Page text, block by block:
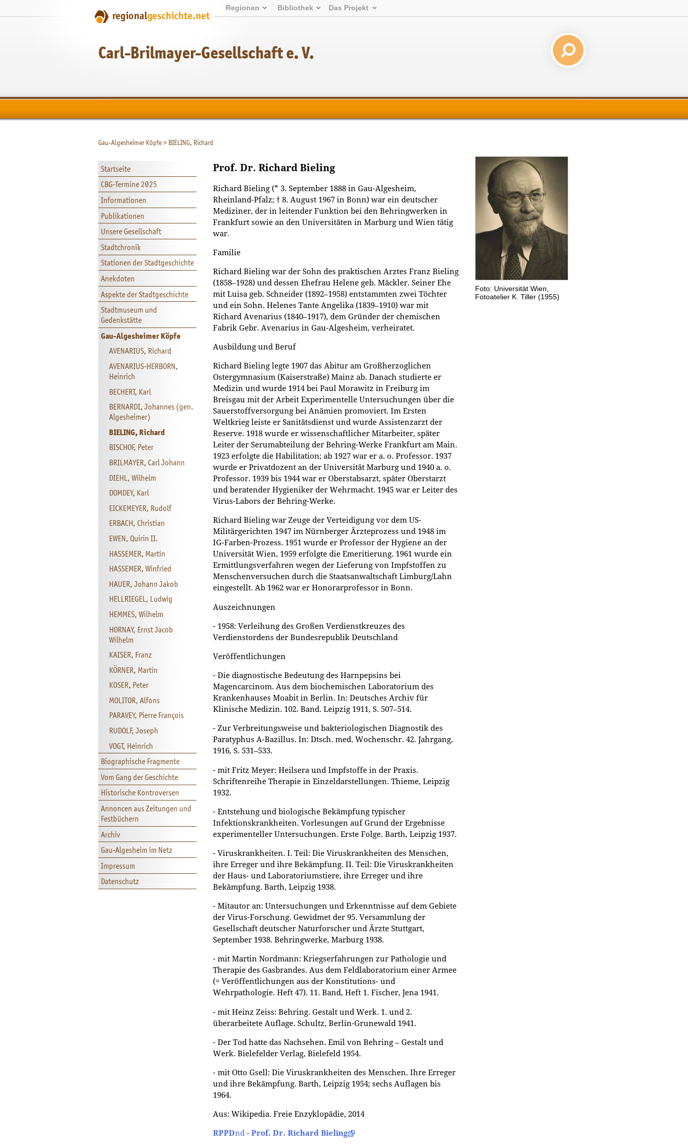
Regionen Bibliothek Das Projekt
Carl-Brilmayer-Gesellschaft e. V.
Gau-Algesheimer Köpfe> BIELING, Richard
Startseite
CBG-Termine 2025
Informationen
Publikationen
Unsere Gesellschaft
Stadtchronik
Stationen der Stadtgeschichte
Anekdoten
Aspekte der Stadtgeschichte
Stadtmuseum und
Gedenkstätte
Gau-Algesheimer Köpfe
AVENARIUS, Richard
AVENARIUS-HERBORN,
Heinrich
BECHERT, Karl
BERNARDI, Johannes (gen.
Algesheimer)
BIELING, Richard
BISCHOF, Peter
BRILMAYER, Carl Johann
DIEHL, Wilhelm
DOMDEY, Karl
EICKEMEYER, Rudolf
ERBACH, Christian
EWEN, Quirin II.
HASSEMER, Martin
HASSEMER, Winfried
HAUER, Johann Jakob
HELLRIEGEL, Ludwig
HEMMES, Wilhelm
HORNAY, Ernst Jacob
Wilhelm
KAISER, Franz
KÖRNER, Martin
KOSER, Peter
MOLITOR, Alfons
PARAVEY, Pierre François
RUDOLF, Joseph
VOGT, Heinrich
Biographische Fragmente
Vom Gang der Geschichte
Historische Kontroversen
Annoncen aus Zeitungen und
Festbüchern
Archiv
Gau-Algesheim im Netz
Impressum
Datenschutz
Prof. Dr. Richard Bieling
Richard Bieling (* 3. September 1888 in Gau-Algesheim,
Rheinland-Pfalz; † 8. August 1967 in Bonn) war ein deutscher
Mediziner, der in leitender Funktion bei den Behringwerken in
Frankfurt sowie an den Universitäten in Marburg und Wien tätig
war.
Familie
Richard Bieling war der Sohn des praktischen Arztes Franz Bieling
(1858–1928) und dessen Ehefrau Helene geb. Mäckler. Seiner Ehe
mit Luisa geb. Schneider (1892–1958) entstammten zwei Töchter
und ein Sohn. Helenes Tante Angelika (1839–1910) war mit
Richard Avenarius (1840–1917), dem Gründer der chemischen
Fabrik Gebr. Avenarius in Gau-Algesheim, verheiratet.
Ausbildung und Beruf
Richard Bieling legte 1907 das Abitur am Großherzoglichen
Ostergymnasium (Kaiserstraße) Mainz ab. Danach studierte er
Medizin und wurde 1914 bei Paul Morawitz in Freiburg im
Breisgau mit der Arbeit Experimentelle Untersuchungen über die
Sauerstoffversorgung bei Anämien promoviert. Im Ersten
Weltkrieg leiste er Sanitätsdienst und wurde Assistenzarzt der
Reserve. 1918 wurde er wissenschaftlicher Mitarbeiter, später
Leiter der Serumabteilung der Behring-Werke Frankfurt am Main.
1923 erfolgte die Habilitation; ab 1927 war er a. o. Professor. 1937
wurde er Privatdozent an der Universität Marburg und 1940 a. o.
Professor. 1939 bis 1944 war er Oberstabsarzt, später Oberstarzt
und beratender Hygieniker der Wehrmacht. 1945 war er Leiter des
Virus-Labors der Behring-Werke.
Richard Bieling war Zeuge der Verteidigung vor dem US-
Militärgerichten 1947 im Nürnberger Ärzteprozess und 1948 im
IG-Farben-Prozess. 1951 wurde er Professor der Hygiene an der
Universität Wien, 1959 erfolgte die Emeritierung. 1961 wurde ein
Ermittlungsverfahren wegen der Lieferung von Impfstoffen zu
Menschenversuchen durch die Staatsanwaltschaft Limburg/Lahn
eingestellt. Ab 1962 war er Honorarprofessor in Bonn.
Auszeichnungen
- 1958: Verleihung des Großen Verdienstkreuzes des
Verdienstordens der Bundesrepublik Deutschland
Veröffentlichungen
- Die diagnostische Bedeutung des Harnpepsins bei
Magencarcinom. Aus dem biochemischen Laboratorium des
Krankenhauses Moabit in Berlin. In: Deutsches Archiv für
Klinische Medizin. 102. Band. Leipzig 1911, S. 507–514.
- Zur Verbreitungsweise und bakteriologischen Diagnostik des
Paratyphus A-Bazillus. In: Dtsch. med. Wochenschr. 42. Jahrgang,
1916, S. 531–533.
- mit Fritz Meyer: Heilsera und Impfstoffe in der Praxis.
Schriftenreihe Therapie in Einzeldarstellungen. Thieme, Leipzig
1932.
- Entstehung und biologische Bekämpfung typischer
Infektionskrankheiten. Vorlesungen auf Grund der Ergebnisse
experimenteller Untersuchungen. Erste Folge. Barth, Leipzig 1937.
- Viruskrankheiten. I. Teil: Die Viruskrankheiten des Menschen,
ihre Erreger und ihre Bekämpfung. II. Teil: Die Viruskrankheiten
der Haus- und Laboratoriumstiere, ihre Erreger und ihre
Bekämpfung. Barth, Leipzig 1938.
- Mitautor an: Untersuchungen und Erkenntnisse auf dem Gebiete
der Virus-Forschung. Gewidmet der 95. Versammlung der
Gesellschaft deutscher Naturforscher und Ärzte Stuttgart,
September 1938. Behringwerke, Marburg 1938.
- mit Martin Nordmann: Kriegserfahrungen zur Pathologie und
Therapie des Gasbrandes. Aus dem Feldlaboratorium einer Armee
(= Veröffentlichungen aus der Konstitutions- und
Wehrpathologie. Heft 47). 11. Band, Heft 1. Fischer, Jena 1941.
- mit Heinz Zeiss: Behring. Gestalt und Werk. 1. und 2.
überarbeitete Auflage. Schultz, Berlin-Grunewald 1941.
- Der Tod hatte das Nachsehen. Emil von Behring – Gestalt und
Werk. Bielefelder Verlag, Bielefeld 1954.
- mit Otto Gsell: Die Viruskrankheiten des Menschen. Ihre Erreger
und ihre Bekämpfung. Barth, Leipzig 1954; sechs Auflagen bis
1964.
Aus: Wikipedia. Freie Enzyklopädie, 2014
RPPDnd - Prof. Dr. Richard Bieling
Foto: Universität Wien,
Fotoatelier K. Tiller (1955)